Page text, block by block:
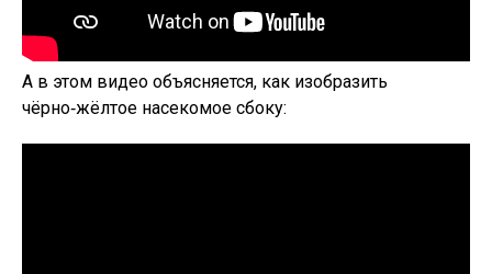
А в этом видео объясняется, как изобразить
чёрно‑жёлтое насекомое сбоку: